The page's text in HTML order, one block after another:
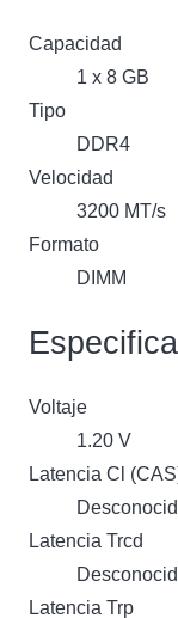
DDR4-
cantidad
Capacidad
1 x 8 GB
Tipo
DDR4
Velocidad
3200 MT/s
Formato
DIMM
Voltaje
1.20 V
Latencia Cl
Latencia Trcd
Latencia Trp